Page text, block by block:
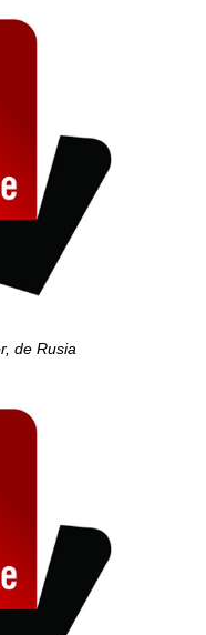
de Rusia